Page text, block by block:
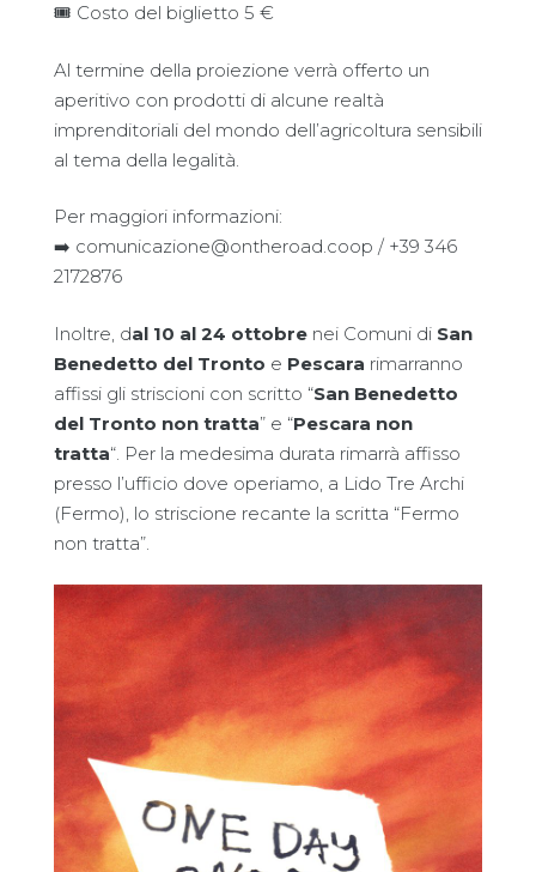
🎟️ Costo del biglietto 5 €
Al termine della proiezione verrà offerto un
aperitivo con prodotti di alcune realtà
imprenditoriali del mondo dell’agricoltura sensibili
al tema della legalità.
Per maggiori informazioni:
➡️ comunicazione@ontheroad.coop / +39 346
2172876
Inoltre, dal 10 al 24 ottobre nei Comuni di San
Benedetto del Tronto e Pescara rimarranno
affissi gli striscioni con scritto “San Benedetto
del Tronto non tratta” e “Pescara non
tratta“. Per la medesima durata rimarrà affisso
presso l’ufficio dove operiamo, a Lido Tre Archi
(Fermo), lo striscione recante la scritta “Fermo
non tratta”.